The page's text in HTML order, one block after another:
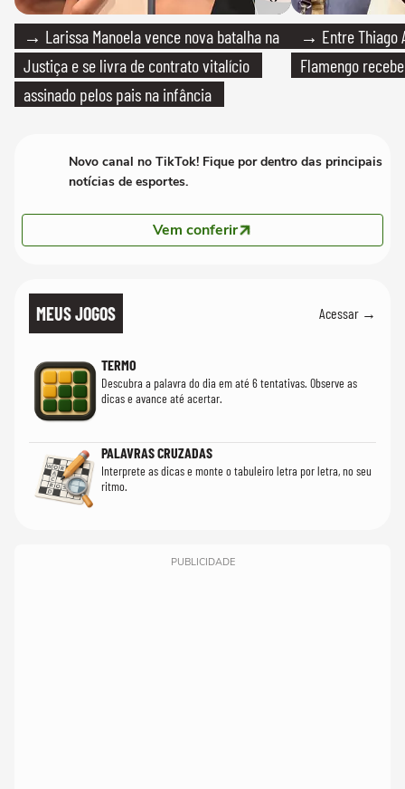
→ Larissa Manoela vence nova batalha na
Justiça e se livra de contrato vitalício
assinado pelos pais na infância
→ Entre Thiago
Flamengo
Novo canal no TikTok! Fique por dentro das principais
notícias de esportes.
Vem conferir
MEUS JOGOS Acessar →
TERMO
Descubra a palavra do dia em até 6 tentativas. Observe as
dicas e avance até acertar.
PALAVRAS CRUZADAS
Interprete as dicas e monte o tabuleiro letra por letra, no seu
ritmo.
PUBLICIDADE